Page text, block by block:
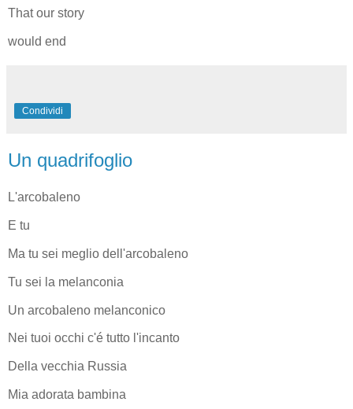
That our story
would end
Condividi
Un quadrifoglio
L'arcobaleno
E tu
Ma tu sei meglio dell'arcobaleno
Tu sei la melanconia
Un arcobaleno melanconico
Nei tuoi occhi c'é tutto l'incanto
Della vecchia Russia
Mia adorata bambina